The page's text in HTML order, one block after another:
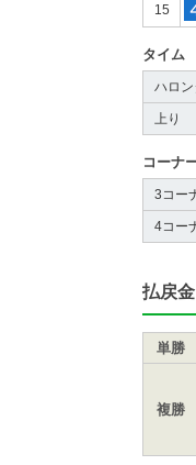
15
タイム
ハロ
上り
コーナ
3コー
4コー
払戻金
単勝
複勝